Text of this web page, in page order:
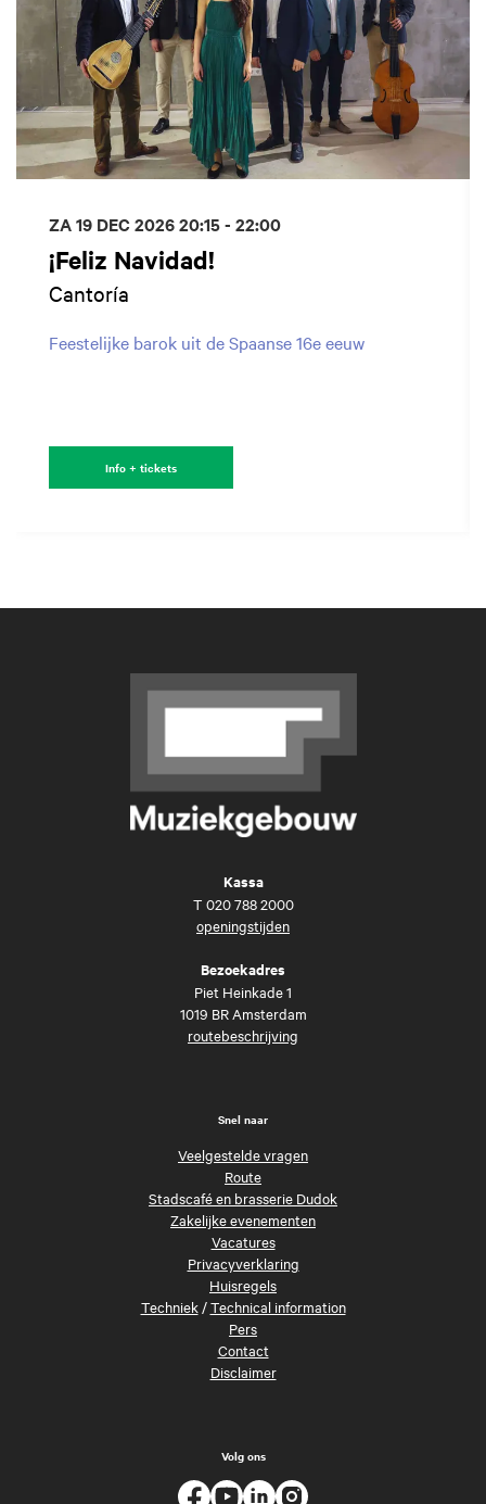
¡Feliz Navidad!
Cantoría
Feestelijke barok uit de Spaanse 16e eeuw
ZA 19 DEC 202620:15 - 22:00
Info + tickets
Kassa
T 020 788 2000
openingstijden
Bezoekadres
Piet Heinkade 1
1019 BR Amsterdam
routebeschrijving
Snel naar
Veelgestelde vragen
Route
Stadscafé en brasserie Dudok
Zakelijke evenementen
Vacatures
Privacyverklaring
Huisregels
Techniek/Technical information
Pers
Contact
Disclaimer
Volg ons